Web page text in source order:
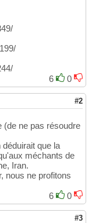
6
0
#2
(de ne pas résoudre
que la
méchants de
Iran.
nous ne profitons
6
0
#3